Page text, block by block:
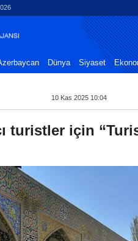
Dünya Siyaset
10 Kas 2025 10:04
turistler için